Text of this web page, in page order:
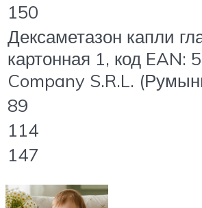
150
Дексаметазон капли
картонная 1, код
Company S.R.L.
89
114
147